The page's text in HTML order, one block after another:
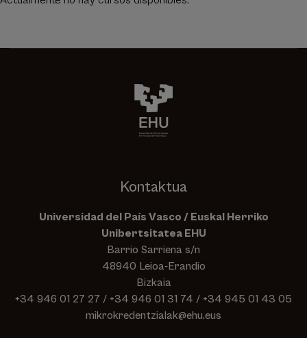
Kontaktua
Universidad del País Vasco / Euskal Herriko
Unibertsitatea EHU
Barrio Sarriena s/n
48940 Leioa-Erandio
Bizkaia
+34 946 01 27 27 / +34 946 01 31 74 / +34 945 01 43 05
mikrokredentzialak@ehu.eus